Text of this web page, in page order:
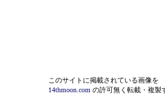
このサイトに掲載されている画像を
14thmoon.com の許可無く転載・複製